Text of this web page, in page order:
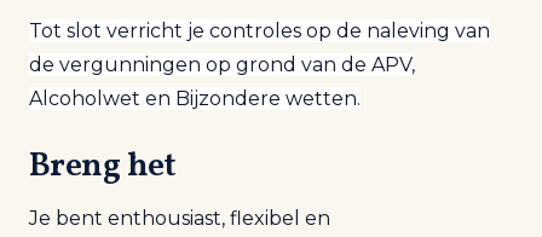
Tot slot verricht je controles op de naleving van
de vergunningen op grond van de APV,
Alcoholwet en Bijzondere wetten.
Breng het
Je bent enthousiast, flexibel en